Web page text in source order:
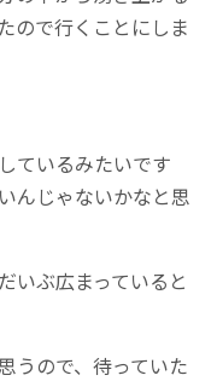
ので行くことにしま
ているみたいです
んじゃないかなと思
いぶ広まっていると
うので、待っていた